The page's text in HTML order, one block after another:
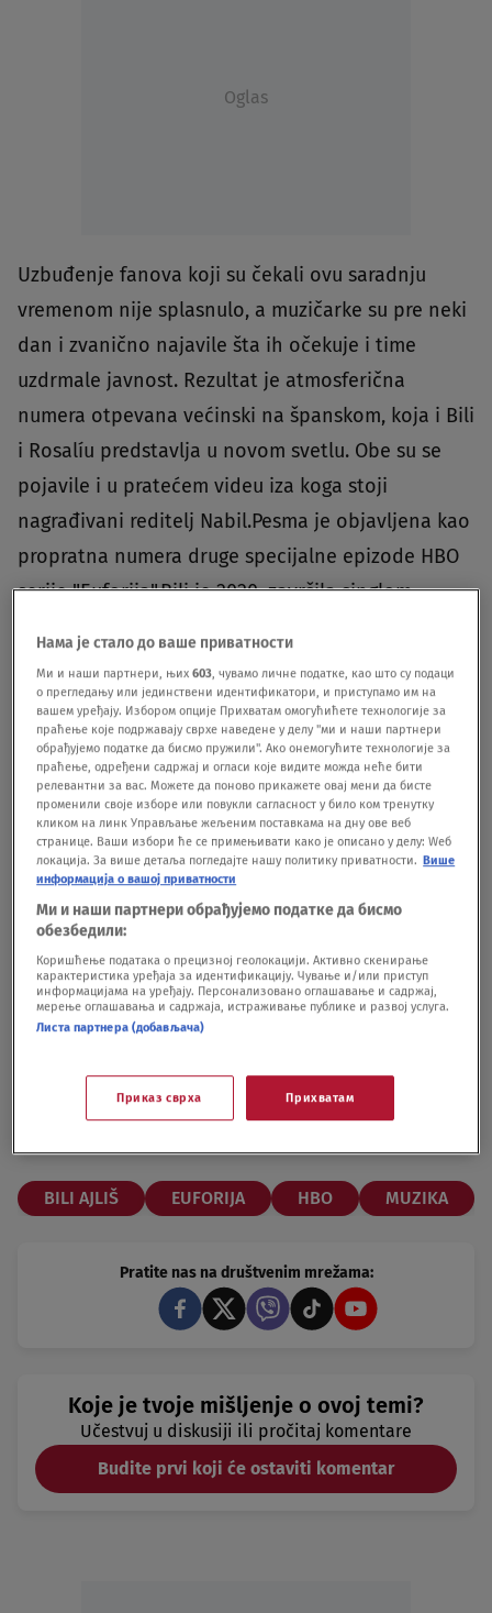
Oglas
Uzbuđenje fanova koji su čekali ovu saradnju
vremenom nije splasnulo, a muzičarke su pre neki
dan i zvanično najavile šta ih očekuje i time
uzdrmale javnost. Rezultat je atmosferična
numera otpevana većinski na španskom, koja i Bili
i Rosalíu predstavlja u novom svetlu. Obe su se
pojavile i u pratećem videu iza koga stoji
nagrađivani reditelj Nabil.Pesma je objavljena kao
propratna numera druge specijalne epizode HBO
serije "Euforija".Bili je 2020. završila singlom
The World’s A Little Blurry“. Jedinstven projekat
najavljen je i za maj kada će biti objavljena knjiga
fotografija "BILLIE EILISH“ koje prate njeno
odrastanje sve do
danas.https://www.youtube.com/watch?
v=8TsWkuWWXgc&feature=emb_titlePratite portal
Nova.rs i na društvenim
mrežamaInstagram
Bili Ajliš zbog fotke golih grudi
izgubila 100.000 pratilaca
Ovo smo dugo čekali: Stigla prva
specijalna epizoda Euforije
ZABAVA05.12.20.
BILI AJLIŠ EUFORIJA HBO MUZIKA
Pratite nas na društvenim mrežama:
Koje je tvoje mišljenje o ovoj temi?
Učestvuj u diskusiji ili pročitaj komentare
Budite prvi koji će ostaviti komentar
Нама је стало до ваше приватности
Ми и наши партнери, њих603, чувамо личне податке, као што су подаци
о прегледању или јединствени идентификатори, и приступамо им на
вашем уређају. Избором опције Прихватам омогућићете технологије за
праћење које подржавају сврхе наведене у делу "ми и наши партнери
обрађујемо податке да бисмо пружили". Ако онемогућите технологије за
праћење, одређени садржај и огласи које видите можда неће бити
релевантни за вас. Можете да поново прикажете овај мени да бисте
променили своје изборе или повукли сагласност у било ком тренутку
кликом на линк Управљање жељеним поставкама на дну ове веб
странице. Ваши избори ће се примењивати како је описано у делу: Wеб
локација. За више детаља погледајте нашу политику приватности. Више
информација о вашој приватности
Ми и наши партнери обрађујемо податке да бисмо
обезбедили:
Коришћење података о прецизној геолокацији. Активно скенирање
карактеристика уређаја за идентификацију. Чување и/или приступ
информацијама на уређају. Персонализовано оглашавање и садржај,
мерење оглашавања и садржаја, истраживање публике и развој услуга.
Листа партнера (добављача)
Приказ сврха Прихватам